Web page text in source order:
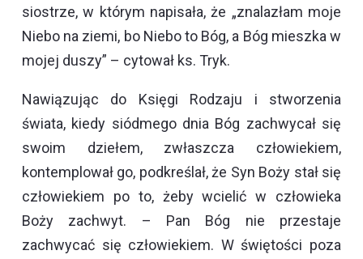
siostrze, w którym napisała, że „znalazłam moje
Niebo na ziemi, bo Niebo to Bóg, a Bóg mieszka w
mojej duszy” – cytował ks. Tryk.
Nawiązując do Księgi Rodzaju i stworzenia
świata, kiedy siódmego dnia Bóg zachwycał się
swoim dziełem, zwłaszcza człowiekiem,
kontemplował go, podkreślał, że Syn Boży stał się
człowiekiem po to, żeby wcielić w człowieka
Boży zachwyt. – Pan Bóg nie przestaje
zachwycać się człowiekiem. W świętości poza